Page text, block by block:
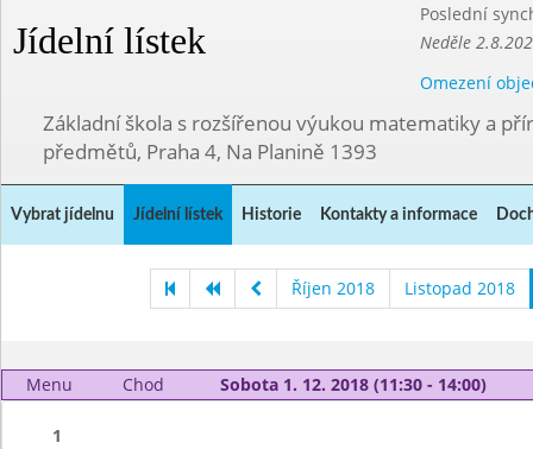
Jídelní lístek
Poslední
Neděle
Omezení
Základní škola s rozšířenou výukou matematiky a
předmětů, Praha 4, Na Planině 1393
Vybrat jídelnu Jídelní lístek Historie Kontakty a informace
Říjen 2018 Listopad 2018
Menu Chod Sobota 1. 12. 2018 (11:30 - 14:00)
1